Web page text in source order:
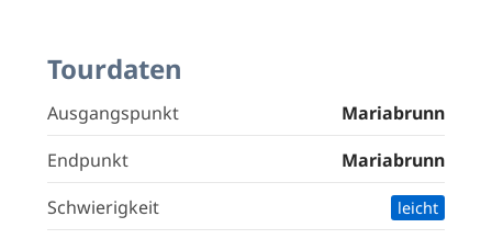
Tourdaten
Ausgangspunkt
Mariabrunn
Endpunkt
Mariabrunn
Schwierigkeit
leicht